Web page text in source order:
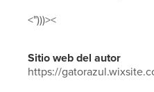
<")))><
Sitio web del autor
https://